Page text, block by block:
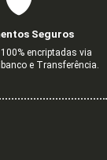
Seguros
encriptadas via
e Transferência.